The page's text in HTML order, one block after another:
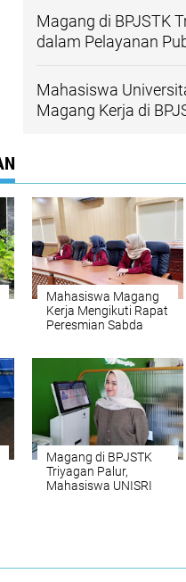
Magang di BPJSTK
dalam Pelayanan
Mahasiswa
Magang Kerja di
Mahasiswa Magang
Kerja Mengikuti Rapat
Peresmian Sabda
Magang di BPJSTK
Triyagan Palur,
Mahasiswa UNISRI